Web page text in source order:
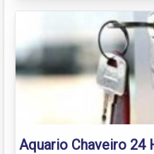
Aquario Chaveiro 24